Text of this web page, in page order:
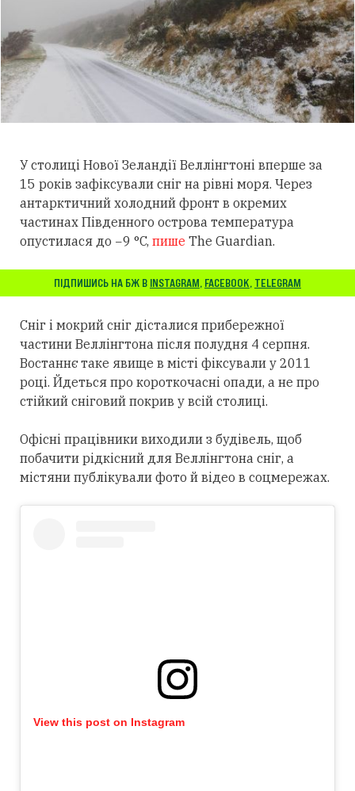
У столиці Нової Зеландії Веллінгтоні вперше за
15 років зафіксували сніг на рівні моря. Через
антарктичний холодний фронт в окремих
частинах Південного острова температура
опустилася до −9 °C, пише The Guardian.
ПІДПИШИСЬ НА БЖ В INSTAGRAM, FACEBOOK, TELEGRAM
Сніг і мокрий сніг дісталися прибережної
частини Веллінгтона після полудня 4 серпня.
Востаннє таке явище в місті фіксували у 2011
році. Йдеться про короткочасні опади, а не про
стійкий сніговий покрив у всій столиці.
Офісні працівники виходили з будівель, щоб
побачити рідкісний для Веллінгтона сніг, а
містяни публікували фото й відео в соцмережах.
View this post on Instagram